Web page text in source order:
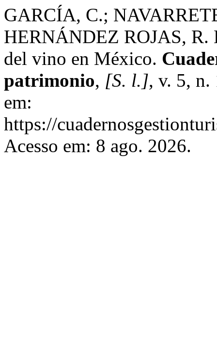
GARCÍA, C.;
HERNÁNDEZ ROJAS, R.
del vino en México.
patrimonio, [S. l.], v. 5,
em:
https://
Acesso em: 8 ago. 2026.